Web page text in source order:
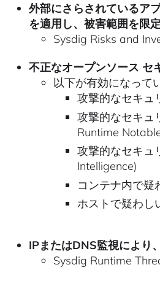
外部にさらされているア
を適用し、被害範囲を限
Sysdig Risks and
不正なオープンソース セ
以下が有効になって
攻撃的なセキュ
攻撃的なセキュ
Runtime
攻撃的なセキュ
Intelligence)
コンテナ内で疑
ホストで疑わし
IPまたはDNS監視により
Sysdig Runtime